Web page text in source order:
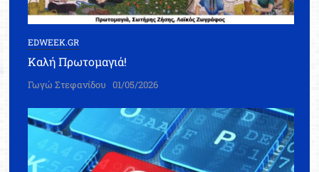
EDWEEK.GR
Καλή Πρωτομαγιά!
Γωγώ Στεφανίδου 01/05/2026